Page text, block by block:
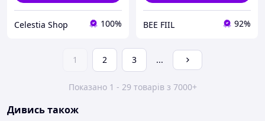
Celestia Shop 100% BEE FIIL 92%
1 2 3 ...
Показано 1 - 29 товарів з 7000+
Дивись також